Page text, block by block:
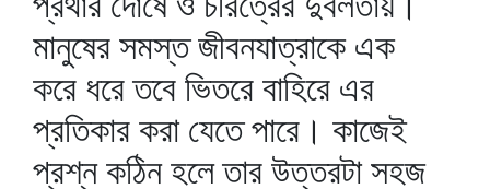
মানুষের সমস্ত জীবনযাত্রাকে এক
করে ধরে তবে ভিতরে বাহিরে এর
প্রতিকার করা যেতে পারে। কাজেই
প্রশ্ন কঠিন হলে তার উত্তরটা সহজ